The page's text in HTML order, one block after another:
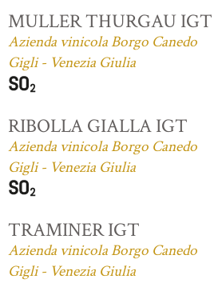
MULLER THURGAU IGT
Azienda vinicola Borgo Canedo
Gigli - Venezia Giulia
RIBOLLA GIALLA IGT
Azienda vinicola Borgo Canedo
Gigli - Venezia Giulia
TRAMINER IGT
Azienda vinicola Borgo Canedo
Gigli - Venezia Giulia